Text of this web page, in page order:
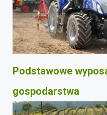
Podstawowe
gospodarstwa